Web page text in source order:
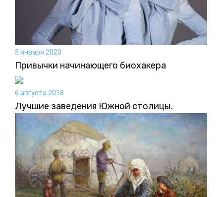
5 января 2020
Привычки начинающего биохакера
6 августа 2018
Лучшие заведения Южной столицы.